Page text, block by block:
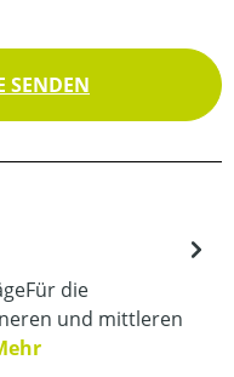
SENDEN
die
und mittleren